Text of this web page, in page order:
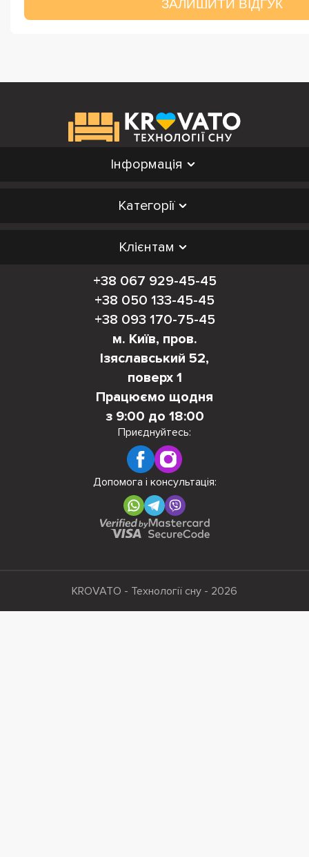
ЗАЛИШИТИ ВІДГУК
Інформація
Категорії
Клієнтам
+38 067 929-45-45
+38 050 133-45-45
+38 093 170-75-45
м. Київ, пров.
Ізяславський 52,
поверх 1
Працюємо щодня
з 9:00 до 18:00
Приєднуйтесь:
Допомога і консультація:
KROVATO - Технології сну - 2026